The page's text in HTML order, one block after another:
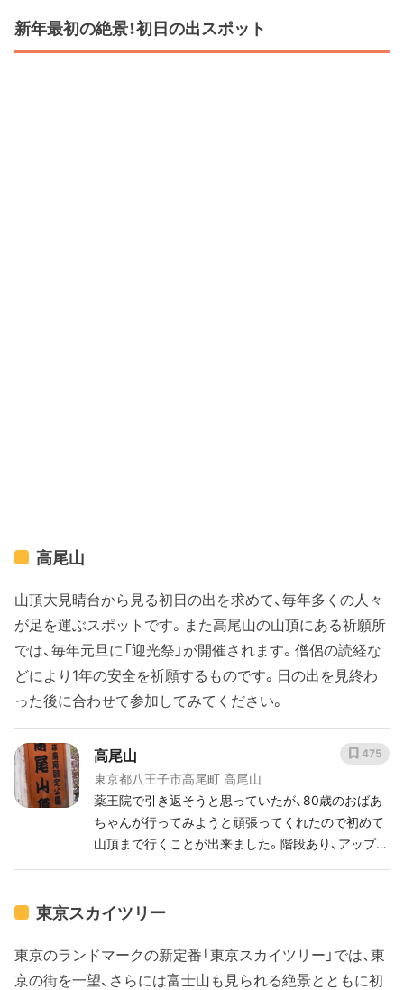
新年最初の絶景！初日の出スポット
高尾山
山頂大見晴台から見る初日の出を求めて、毎年多くの人々
が足を運ぶスポットです。また高尾山の山頂にある祈願所
では、毎年元旦に「迎光祭」が開催されます。僧侶の読経な
どにより1年の安全を祈願するものです。日の出を見終わ
った後に合わせて参加してみてください。
高尾山
東京都八王子市高尾町 高尾山
薬王院で引き返そうと思っていたが、80歳のおばあ
ちゃんが行ってみようと頑張ってくれたので初めて
山頂まで行くことが出来ました。階段あり、アップダ
475
東京スカイツリー
東京のランドマークの新定番「東京スカイツリー」では、東
京の街を一望、さらには富士山も見られる絶景とともに初